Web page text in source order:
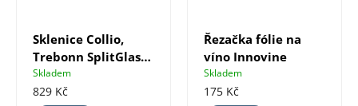
Sklenice Collio,
Trebonn SplitGlass
Origini, 2 ks
Skladem
829 Kč
Řezačka fólie na
víno Innovine
Skladem
175 Kč